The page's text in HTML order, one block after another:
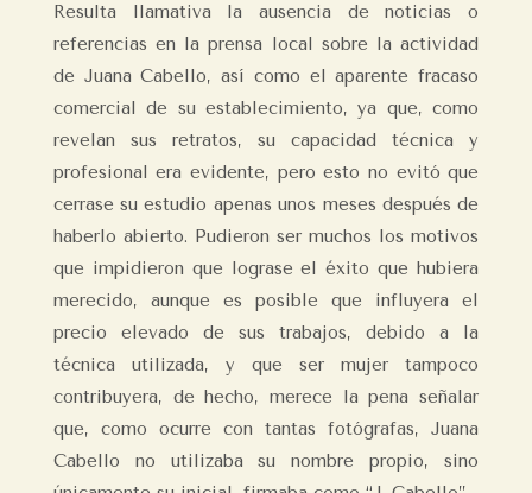
Resulta llamativa la ausencia de noticias o
referencias en la prensa local sobre la actividad
de Juana Cabello, así como el aparente fracaso
comercial de su establecimiento, ya que, como
revelan sus retratos, su capacidad técnica y
profesional era evidente, pero esto no evitó que
cerrase su estudio apenas unos meses después de
haberlo abierto. Pudieron ser muchos los motivos
que impidieron que lograse el éxito que hubiera
merecido, aunque es posible que influyera el
precio elevado de sus trabajos, debido a la
técnica utilizada, y que ser mujer tampoco
contribuyera, de hecho, merece la pena señalar
que, como ocurre con tantas fotógrafas, Juana
Cabello no utilizaba su nombre propio, sino